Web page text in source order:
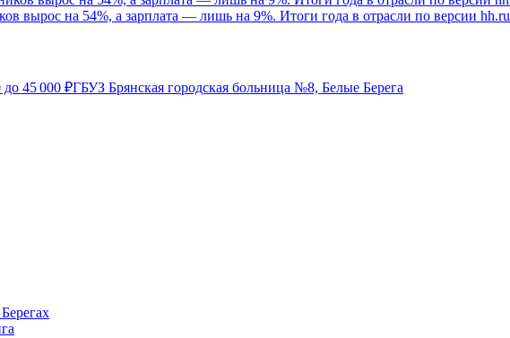
вырос на 54%, а зарплата — лишь на 9%. Итоги года в отрасли по версии hh.ru
до 45 000 ₽ГБУЗ Брянская городская больница №8, Белые Берега